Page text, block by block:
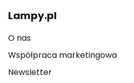
Lampy.pl
O nas
Współpraca marketingowa
Newsletter